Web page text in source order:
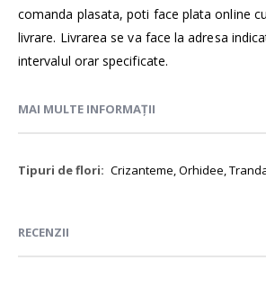
comanda plasata, poti face plata online
livrare. Livrarea se va face la adresa
intervalul orar specificate.
MAI MULTE INFORMAȚII
Mai
Crizanteme, Orhidee,
RECENZII